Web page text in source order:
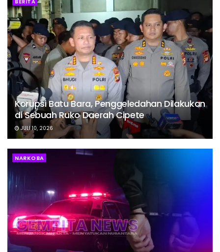
Korupsi Batu Bara, Penggeledahan Dilakukan
di Sebuah Ruko Daerah Cipete
JULI 10, 2026
NARKOBA